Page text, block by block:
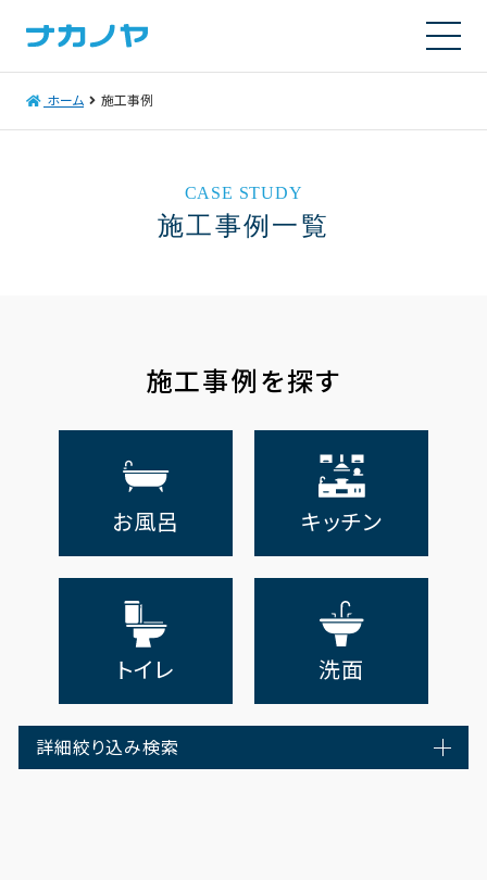
ホーム 施工事例
CASE STUDY
施工事例一覧
施工事例を探す
お風呂 キッチン
トイレ 洗面
詳細絞り込み検索